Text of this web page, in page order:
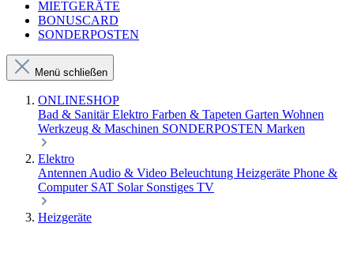
MIETGERÄTE
BONUSCARD
SONDERPOSTEN
Menü schließen
ONLINESHOP
Bad & SanitärElektro Farben & Tapeten Garten Wohnen
Werkzeug & Maschinen SONDERPOSTEN Marken
Elektro
Antennen Audio & Video Beleuchtung Heizgeräte Phone &
Computer SAT Solar Sonstiges TV
Heizgeräte